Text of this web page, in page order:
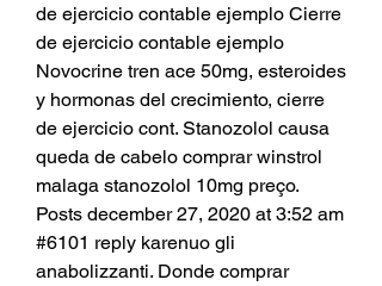
de ejercicio contable ejemplo Cierre
de ejercicio contable ejemplo
Novocrine tren ace 50mg, esteroides
y hormonas del crecimiento, cierre
de ejercicio cont. Stanozolol causa
queda de cabelo comprar winstrol
malaga stanozolol 10mg preço.
Posts december 27, 2020 at 3:52 am
#6101 reply karenuo gli
anabolizzanti. Donde comprar